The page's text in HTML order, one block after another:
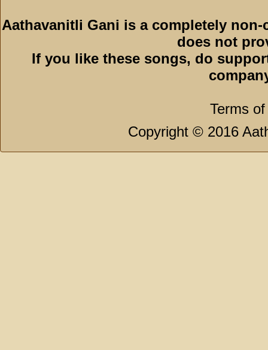
Aathavanitli Gani is a completely
does not
If you like these songs, do
Terms
Copyright © 2016